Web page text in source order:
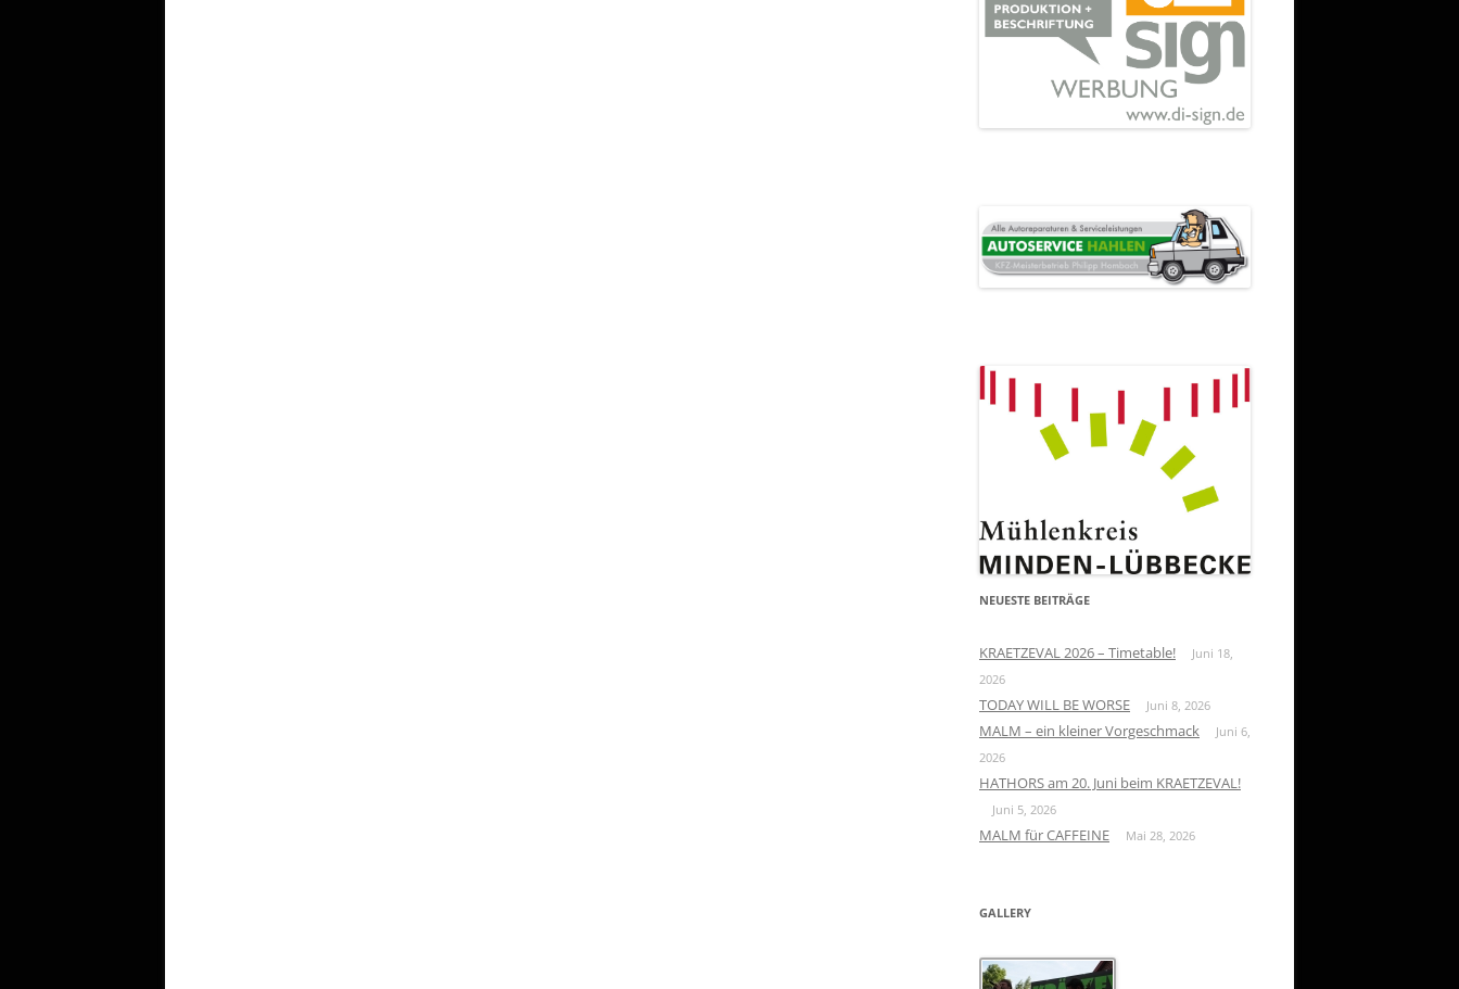
NEUESTE BEITRÄGE
KRAETZEVAL 2026 – Timetable!
Juni 18,
2026
TODAY WILL BE WORSE Juni 8, 2026
MALM – ein kleiner Vorgeschmack
Juni 6,
2026
HATHORS am 20. Juni beim KRAETZEVAL!
Juni 5, 2026
MALM für CAFFEINE Mai 28, 2026
GALLERY